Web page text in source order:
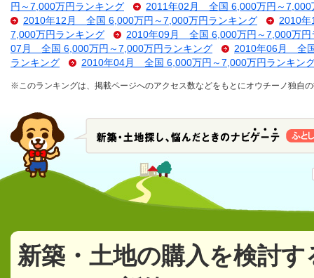
円～7,000万円ランキング
2011年02月 全国 6,000万円～7,000
2010年12月 全国 6,000万円～7,000万円ランキング
2010
7,000万円ランキング
2010年09月 全国 6,000万円～7,000万円
07月 全国 6,000万円～7,000万円ランキング
2010年06月 全
ランキング
2010年04月 全国 6,000万円～7,000万円ランキン
※このランキングは、掲載ページへのアクセス数などをもとにオウチーノ独自
新築・土地の購入を検討